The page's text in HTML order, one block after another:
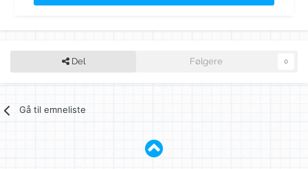
Del Følgere 0
Gå til emneliste